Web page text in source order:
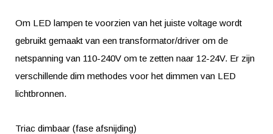
Om LED lampen te voorzien van het juiste voltage wordt
gebruikt gemaakt van een transformator/driver om de
netspanning van 110-240V om te zetten naar 12-24V. Er zijn
verschillende dim methodes voor het dimmen van LED
lichtbronnen.
Triac dimbaar (fase afsnijding)